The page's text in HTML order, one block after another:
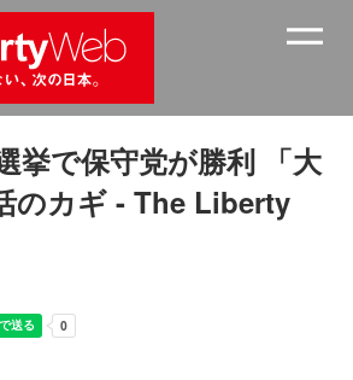
挙で保守党が勝利 「大
のカギ - The Liberty